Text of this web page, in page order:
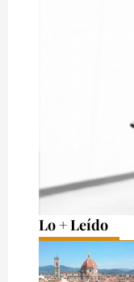
Lo + Leído